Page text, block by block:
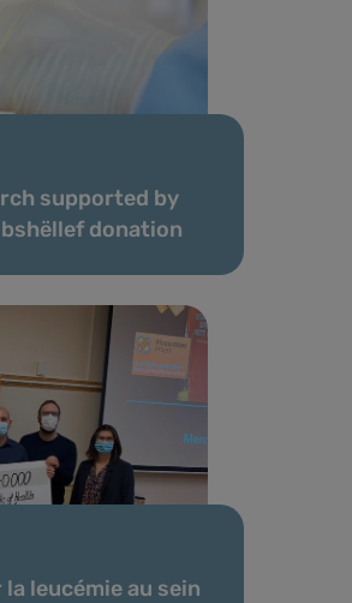
supported by
donation
leucémie au sein